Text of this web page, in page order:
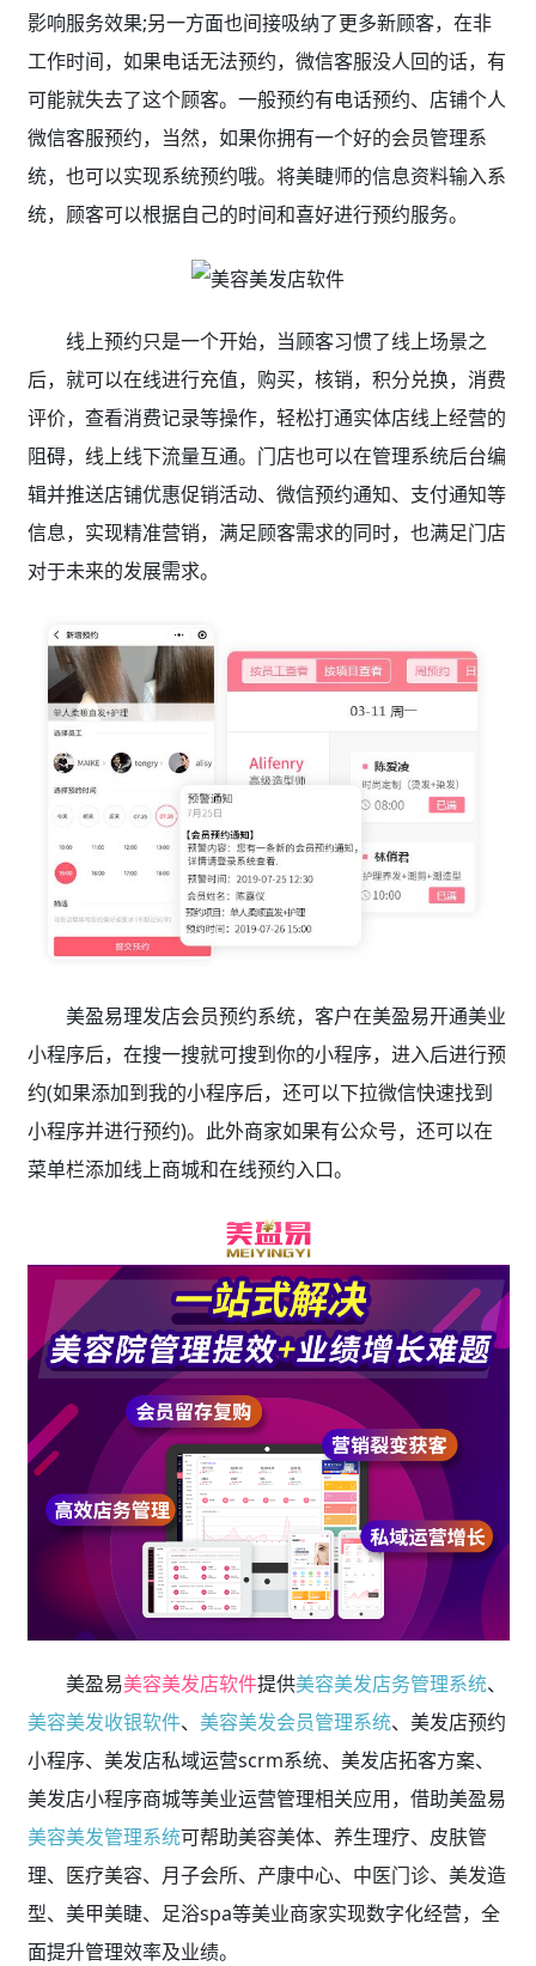
影响服务效果;另一方面也间接吸纳了更多新顾客，在非
工作时间，如果电话无法预约，微信客服没人回的话，有
可能就失去了这个顾客。一般预约有电话预约、店铺个人
微信客服预约，当然，如果你拥有一个好的会员管理系
统，也可以实现系统预约哦。将美睫师的信息资料输入系
统，顾客可以根据自己的时间和喜好进行预约服务。
线上预约只是一个开始，当顾客习惯了线上场景之
后，就可以在线进行充值，购买，核销，积分兑换，消费
评价，查看消费记录等操作，轻松打通实体店线上经营的
阻碍，线上线下流量互通。门店也可以在管理系统后台编
辑并推送店铺优惠促销活动、微信预约通知、支付通知等
信息，实现精准营销，满足顾客需求的同时，也满足门店
对于未来的发展需求。
美盈易理发店会员预约系统，客户在美盈易开通美业
小程序后，在搜一搜就可搜到你的小程序，进入后进行预
约(如果添加到我的小程序后，还可以下拉微信快速找到
小程序并进行预约)。此外商家如果有公众号，还可以在
菜单栏添加线上商城和在线预约入口。
美盈易美容美发店软件提供美容美发店务管理系统、
美容美发收银软件、 美容美发会员管理系统、美发店预约
小程序、美发店私域运营scrm系统、美发店拓客方案、
美发店小程序商城等美业运营管理相关应用，借助美盈易
美容美发管理系统可帮助美容美体、养生理疗、皮肤管
理、医疗美容、月子会所、产康中心、中医门诊、美发造
型、美甲美睫、足浴spa等美业商家实现数字化经营，全
面提升管理效率及业绩。